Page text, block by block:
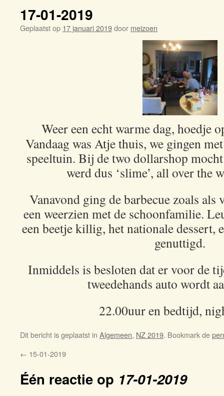
17-01-2019
Geplaatst op 17 januari 2019door meizoen
Weer een echt warme dag, hoedje
Vandaag was Atje thuis, we gingen
speeltuin. Bij de two dollarshop
werd dus ‘slime’, all over the
Vanavond ging de barbecue zoals als
een weerzien met de schoonfamilie.
een beetje killig, het nationale dessert,
genuttigd.
Inmiddels is besloten dat er voor de
tweedehands auto wordt
22.00uur en bedtijd,
Dit bericht is geplaatst in Algemeen, NZ 2019. Bookmark de
← 15-01-2019
Één reactie op 17-01-2019